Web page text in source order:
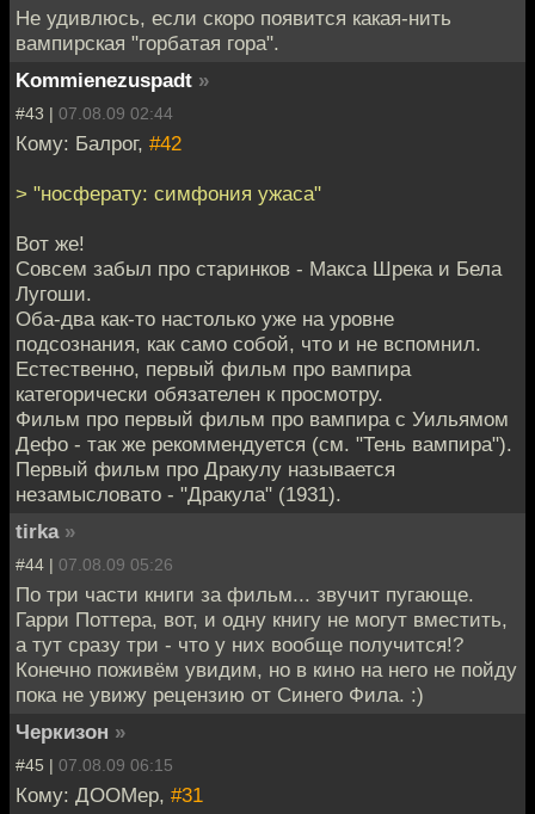
Не удивлюсь, если скоро появится какая-нить
вампирская "горбатая гора".
Kommienezuspadt »
#43 | 07.08.09 02:44
Кому: Балрог, #42
> "носферату: симфония ужаса"
Вот же!
Совсем забыл про старинков - Макса Шрека и Бела
Лугоши.
Оба-два как-то настолько уже на уровне
подсознания, как само собой, что и не вспомнил.
Естественно, первый фильм про вампира
категорически обязателен к просмотру.
Фильм про первый фильм про вампира с Уильямом
Дефо - так же рекоммендуется (см. "Тень вампира").
Первый фильм про Дракулу называется
незамысловато - "Дракула" (1931).
tirka »
#44 | 07.08.09 05:26
По три части книги за фильм... звучит пугающе.
Гарри Поттера, вот, и одну книгу не могут вместить,
а тут сразу три - что у них вообще получится!?
Конечно поживём увидим, но в кино на него не пойду
пока не увижу рецензию от Синего Фила. :)
Черкизон »
#45 | 07.08.09 06:15
Кому: ДООМер, #31